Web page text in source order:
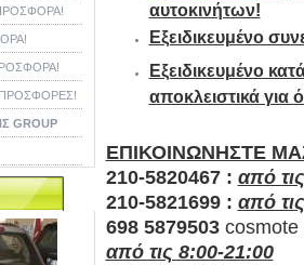
GROUP
αυτοκινήτων!
Εξειδικευμένο
Εξειδικευμένο
αποκλειστικά για
ΕΠΙΚΟΙΝΩΝΗΣΤΕ
210-5820467 : από
210-5821699 : από
698 5879503 cosmote
από τις 8:00-21:00